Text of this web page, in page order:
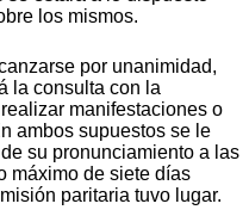
los mismos.
por unanimidad,
la consulta con la
manifestaciones o
ambos supuestos se le
su pronunciamiento a las
máximo de siete días
paritaria tuvo lugar.